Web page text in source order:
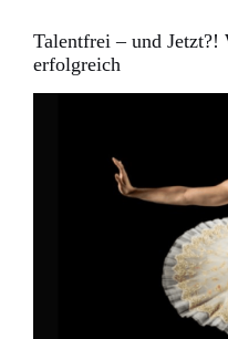
Talentfrei – und Jetzt?!
erfolgreich